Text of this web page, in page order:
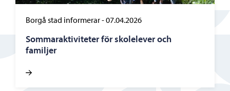
Borgå stad informerar-07.04.2026
Sommaraktiviteter för skolelever och
familjer